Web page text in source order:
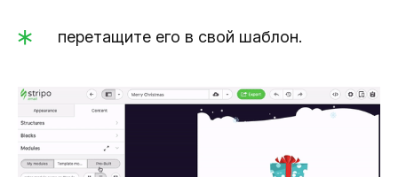
перетащите его в свой шаблон.